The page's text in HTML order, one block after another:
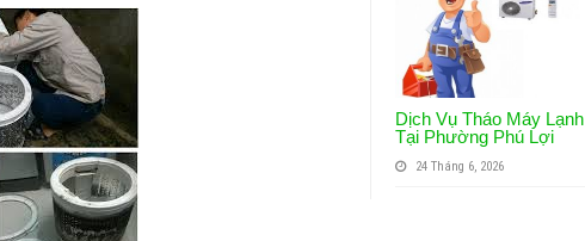
Dịch Vụ Tháo Máy Lạnh
Tại Phường Phú Lợi
24 Tháng 6, 2026